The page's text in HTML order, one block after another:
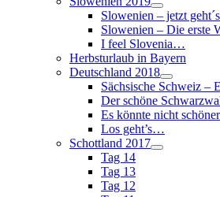
Slowenien – jetzt
Slowenien – Die erste
I feel Slovenia…
Herbsturlaub in Bayern
Deutschland 2018
Sächsische Schweiz –
Der schöne
Es könnte nicht
Los geht’s…
Schottland 2017
Tag 14
Tag 13
Tag 12